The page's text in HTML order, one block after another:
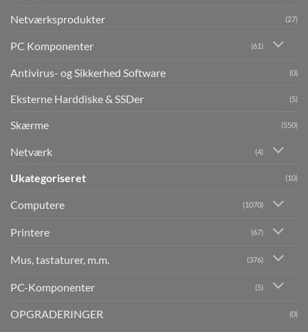
Netværksprodukter (27)
PC Komponenter (61)
Antivirus- og Sikkerhed Software (0)
Eksterne Harddiske & SSDer (5)
Skærme (550)
Netværk (4)
Ukategoriseret (10)
Computere (1070)
Printere (67)
Mus, tastaturer, m.m. (376)
PC-Komponenter (5)
OPGRADERINGER (0)